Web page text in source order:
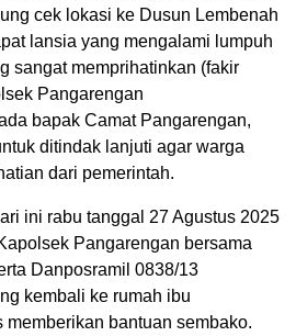
cek lokasi ke Dusun Lembenah
lansia yang mengalami lumpuh
sangat memprihatinkan (fakir
Pangarengan
bapak Camat Pangarengan,
ditindak lanjuti agar warga
dari pemerintah.
ini rabu tanggal 27 Agustus 2025
Pangarengan bersama
Danposramil 0838/13
kembali ke rumah ibu
bantuan sembako.